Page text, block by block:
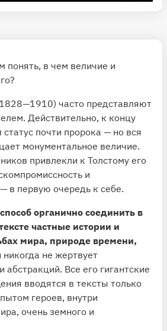
понять, в чем величие и
часто представляют
Действительно, к концу
почти пророка — но вся
монументальное величие.
привлекли к Толстому его
и
в первую очередь к себе.
органично соединить в
частные истории и
мира, природе времени,
никогда не жертвует
абстракций. Все его гигантские
вводятся в тексты только
героев, внутри
очень земного и